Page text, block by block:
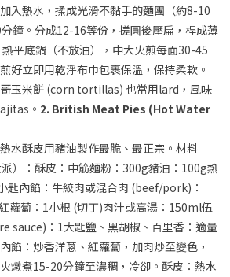
入熱水，揉成光滑不黏手的麵團（約8-10
鐘。分成12-16等份，搓圓後壓扁，桿成薄
平底鍋（不放油），中大火煎每面30-45
好立即用乾淨布巾包裹保溫，保持柔軟。
玉米餅 (corn tortillas) 也常用lard，風味
。 2. British Meat Pies (Hot Water
水酥皮用豬油製作最脆、最正宗。材料
派）：酥皮：中筋麵粉：300g豬油：100g熱
匙內餡：牛絞肉或混合肉 (beef/pork)：
蘿蔔：1小根 (切丁)肉汁或高湯：150ml伍
sauce)：1大匙鹽、黑胡椒、百里香：適量
餡：炒香洋蔥、紅蘿蔔，加肉炒至變色，
燉煮15-20分鐘至濃稠，冷卻。酥皮：熱水